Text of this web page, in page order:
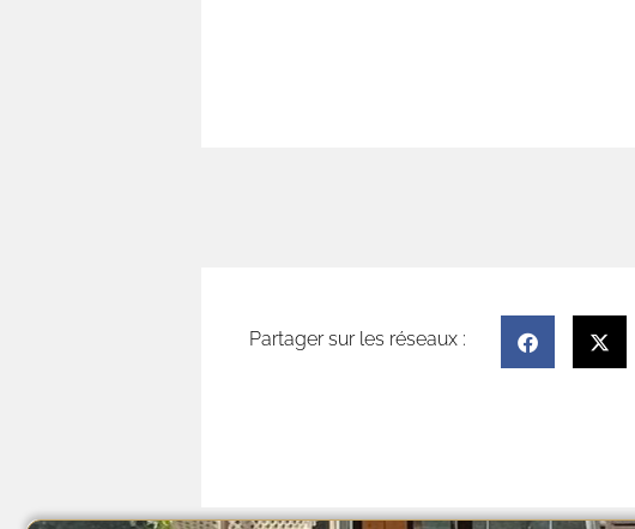
Partager sur les réseaux :